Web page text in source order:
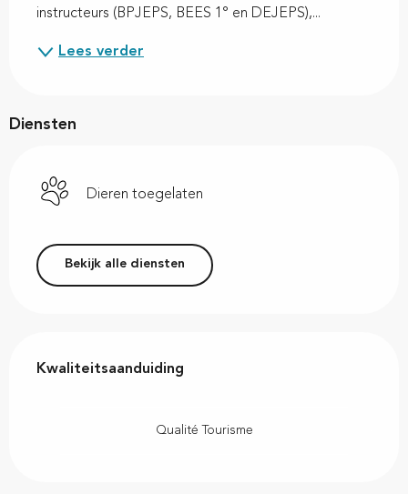
instructeurs (BPJEPS, BEES 1° en DEJEPS),...
Lees verder
Diensten
Dieren toegelaten
Bekijk alle diensten
Kwaliteitsaanduiding
Kwaliteitsaanduiding
Qualité Tourisme